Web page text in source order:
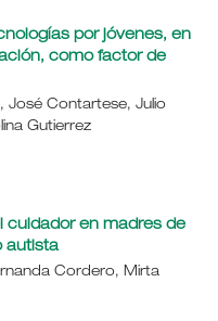
por jóvenes, en
como factor de
José Contartese, Julio
Gutierrez
cuidador en madres de
autista
Cordero, Mirta